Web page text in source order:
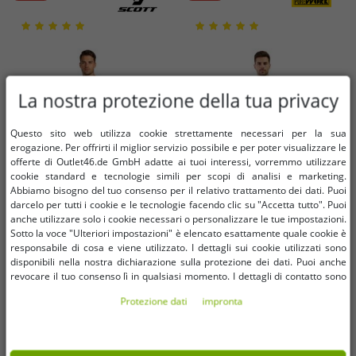
Taglie disponibili
SCOTT X-Plore Swap,
Taglie disponibili
PUREWORK foderati con 6 tasche,
La nostra protezione della tua privacy
Questo sito web utilizza cookie strettamente necessari per la sua
erogazione. Per offrirti il ​​miglior servizio possibile e per poter visualizzare le
offerte di Outlet46.de GmbH adatte ai tuoi interessi, vorremmo utilizzare
cookie standard e tecnologie simili per scopi di analisi e marketing.
Abbiamo bisogno del tuo consenso per il relativo trattamento dei dati. Puoi
darcelo per tutti i cookie e le tecnologie facendo clic su "Accetta tutto". Puoi
anche utilizzare solo i cookie necessari o personalizzare le tue impostazioni.
Sotto la voce "Ulteriori impostazioni" è elencato esattamente quale cookie è
responsabile di cosa e viene utilizzato. I dettagli sui cookie utilizzati sono
disponibili nella nostra dichiarazione sulla protezione dei dati. Puoi anche
revocare il tuo consenso lì in qualsiasi momento. I dettagli di contatto sono
Protezione dati impronta